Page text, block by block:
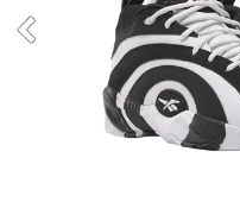
PROMOCJE
RELEASES